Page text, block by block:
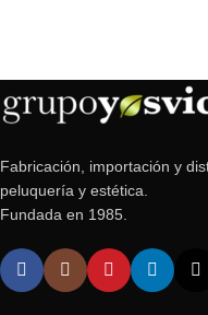
Fabricación, importación y
peluquería y estética.
Fundada en 1985.